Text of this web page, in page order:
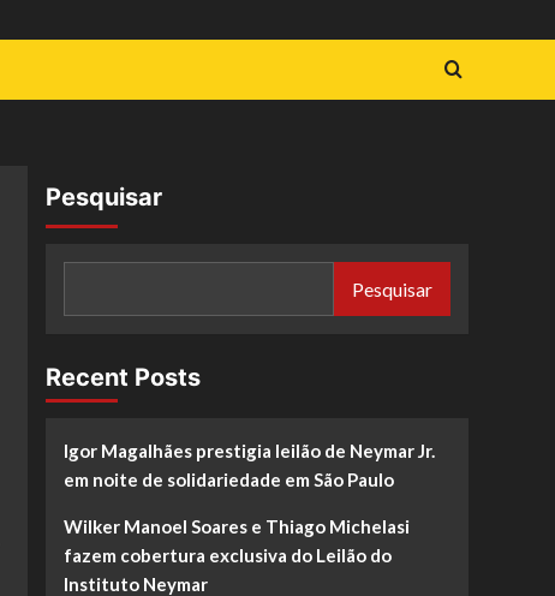
Pesquisar
Pesquisar
Recent Posts
Igor Magalhães prestigia leilão de Neymar Jr.
em noite de solidariedade em São Paulo
Wilker Manoel Soares e Thiago Michelasi
fazem cobertura exclusiva do Leilão do
Instituto Neymar